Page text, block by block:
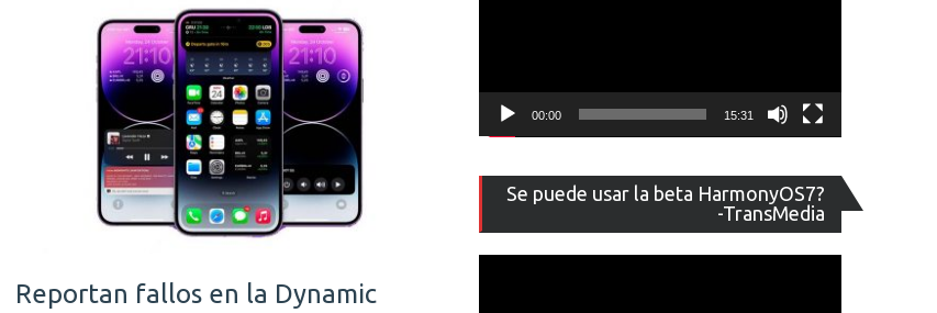
Reportan fallos en la Dynamic
00:00 15:31
Se puede usar la beta HarmonyOS7?
-TransMedia
de
vídeo